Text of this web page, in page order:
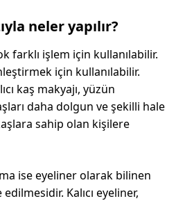
neler yapılır?
farklı işlem için kullanılabilir.
için kullanılabilir.
kaş makyajı, yüzün
daha dolgun ve şekilli hale
sahip olan kişilere
ise eyeliner olarak bilinen
Kalıcı eyeliner,